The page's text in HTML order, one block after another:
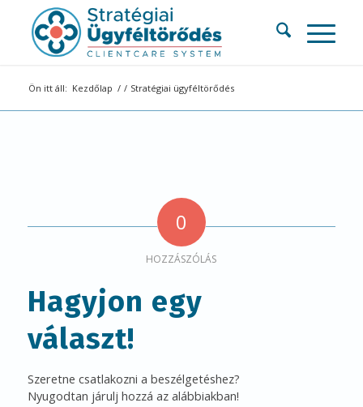
Ön itt áll: Kezdőlap / / Stratégiai ügyféltörődés
0
HOZZÁSZÓLÁS
Hagyjon egy
választ!
Szeretne csatlakozni a beszélgetéshez?
Nyugodtan járulj hozzá az alábbiakban!